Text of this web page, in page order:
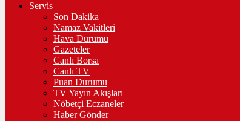
Servis
Son Dakika
Namaz Vakitleri
Hava Durumu
Gazeteler
Canlı Borsa
Canlı TV
Puan Durumu
TV Yayın Akışları
Nöbetçi Eczaneler
Haber Gönder